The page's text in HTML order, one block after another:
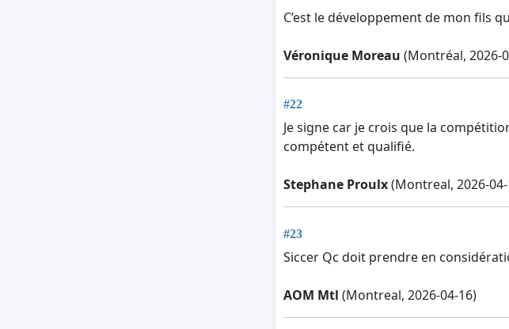
C’est le développement de mon fils
Véronique Moreau (Montréal, 2026-
#22
Je signe car je crois que la
compétent et qualifié.
Stephane Proulx(Montreal, 2026-
#23
Siccer Qc doit prendre en
AOM Mtl (Montreal, 2026-04-16)